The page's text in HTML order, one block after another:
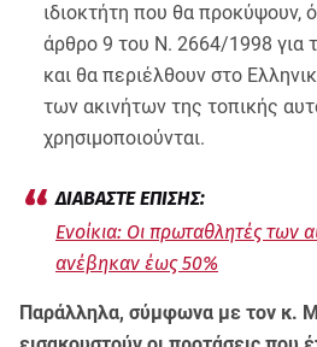
ιδιοκτήτη που θα προκύψουν,
άρθρο 9 του Ν. 2664/1998 για
και θα περιέλθουν στο
των ακινήτων της τοπικής
χρησιμοποιούνται.
Ενοίκια: Οι πρωταθλητές των
ανέβηκαν έως 50%
Παράλληλα, σύμφωνα με τον κ.